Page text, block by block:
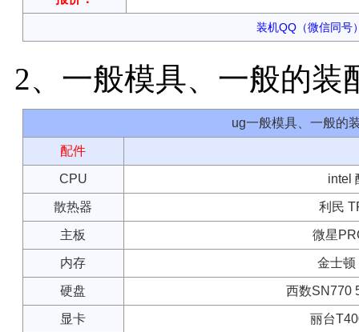
装机QQ（微信同号
2、一般模具、一般的装
ug一般模具、一般的
配件
CPU intel
散热器 利民
主板 微星
内存 金士顿
硬盘 西数SN770
显卡 丽台